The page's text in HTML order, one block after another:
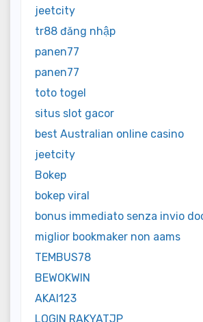
jeetcity
tr88 đăng nhập
panen77
panen77
toto togel
situs slot gacor
best Australian online casino
jeetcity
Bokep
bokep viral
bonus immediato senza invio
miglior bookmaker non aams
TEMBUS78
BEWOKWIN
AKAI123
LOGIN RAKYATJP